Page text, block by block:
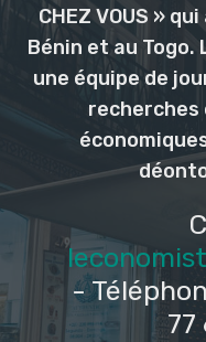
CHEZ VOUS »
Bénin et au Togo.
une équipe de
-
77